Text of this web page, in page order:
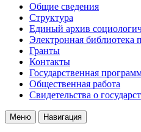
Общие сведения
Структура
Единый архив
Электронная библиотека
Гранты
Контакты
Государственная
Общественная работа
Свидетельства о
Меню Навигация